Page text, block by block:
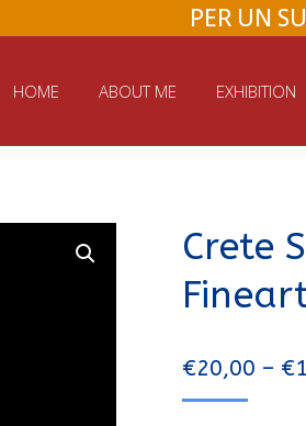
PER UN
HOME ABOUT ME EXHIBITION
Crete
€20,00 – €